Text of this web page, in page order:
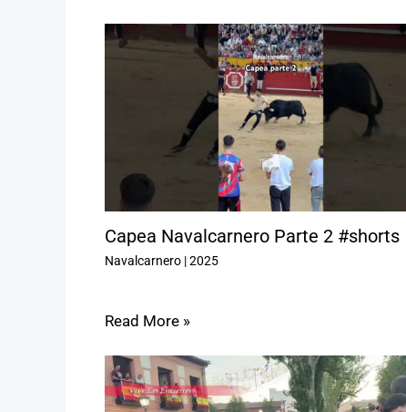
Capea Navalcarnero Parte 2 #shorts
Navalcarnero|2025
Read More »